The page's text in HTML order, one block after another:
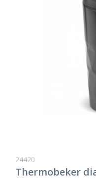
24420
Thermobeker